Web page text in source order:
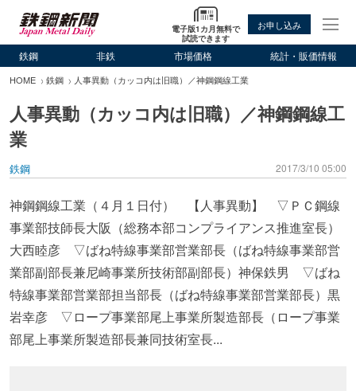
電子版1カ月無料で
試読できます
お申し込み
鉄鋼 非鉄 市場価格 統計・販価情報
HOME 鉄鋼 人事異動（カッコ内は旧職）／神鋼鋼線工業
人事異動（カッコ内は旧職）／神鋼鋼線工
業
鉄鋼 2017/3/10 05:00
神鋼鋼線工業（４月１日付） 【人事異動】 ▽ＰＣ鋼線
事業部技師長大阪（総務本部コンプライアンス推進室長）
大西睦彦 ▽ばね特線事業部営業部長（ばね特線事業部営
業部副部長兼尼崎事業所技術部副部長）神保鉄男 ▽ばね
特線事業部営業部担当部長（ばね特線事業部営業部長）黒
岩幸彦 ▽ロープ事業部尾上事業所製造部長（ロープ事業
部尾上事業所製造部長兼同技術室長...